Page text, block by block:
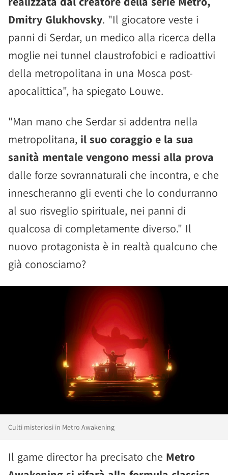
Dmitry Glukhovsky. "Il giocatore veste i
panni di Serdar, un medico alla ricerca della
moglie nei tunnel claustrofobici e radioattivi
della metropolitana in una Mosca post-
apocalittica", ha spiegato Louwe.
"Man mano che Serdar si addentra nella
metropolitana, il suo coraggio e la sua
sanità mentale vengono messi alla prova
dalle forze sovrannaturali che incontra, e che
innescheranno gli eventi che lo condurranno
al suo risveglio spirituale, nei panni di
qualcosa di completamente diverso." Il
nuovo protagonista è in realtà qualcuno che
già conosciamo?
Culti misteriosi in Metro Awakening
Il game director ha precisato che Metro